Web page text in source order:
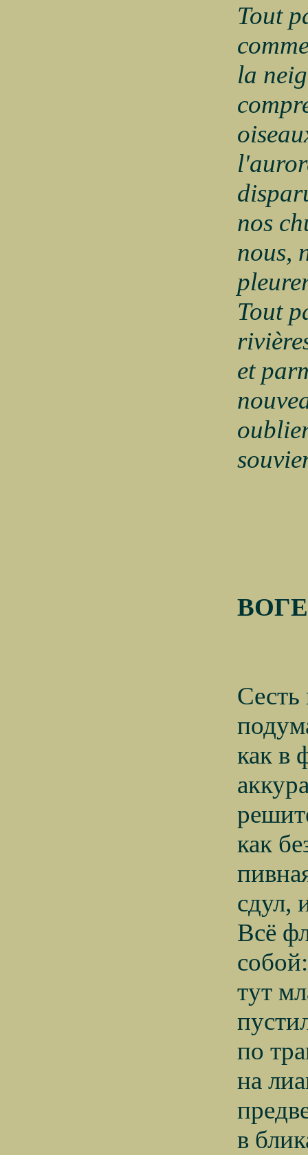
Tout
la
nos
nous,
Tout
et
как в
как
сдул,
Всё
собой:
тут
по
на
в